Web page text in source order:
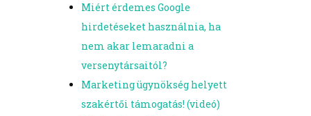
Támogatás
Miért érdemes Google
hirdetéseket használnia, ha
nem akar lemaradni a
versenytársaitól?
Marketing ügynökség helyett
szakértői támogatás! (videó)